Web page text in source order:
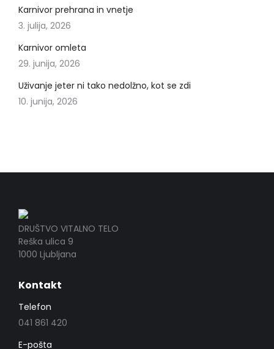
Karnivor prehrana in vnetje
3. julija, 2026
Karnivor omleta
29. junija, 2026
Uživanje jeter ni tako nedolžno, kot se zdi
10. junija, 2026
DRUŠTVO VITALNO TELO
Reška ulica 9
1000 Ljubljana
Kontakt
Telefon
041 861 420
E-pošta